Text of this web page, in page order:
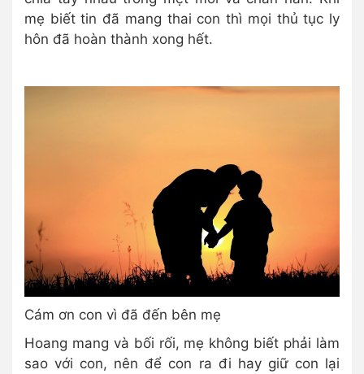
mẹ biết tin đã mang thai con thì mọi thủ tục ly
hôn đã hoàn thành xong hết.
Cám ơn con vì đã đến bên mẹ
Hoang mang và bối rối, mẹ không biết phải làm
sao với con, nên để con ra đi hay giữ con lại